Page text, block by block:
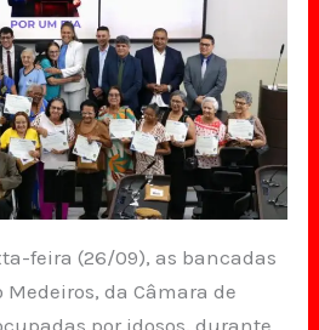
feira (26/09), as bancadas
da Câmara de